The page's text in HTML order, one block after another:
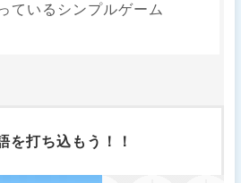
ているシンプルゲーム
を打ち込もう！！